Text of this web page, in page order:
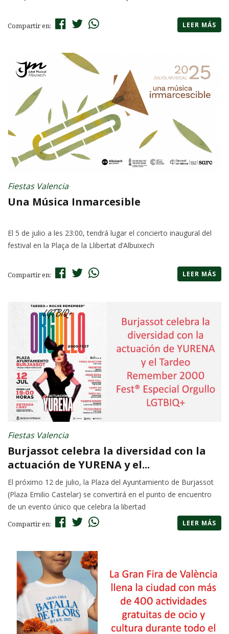
Compartir en: LEER MÁS
Fiestas Valencia
Una Música Inmarcesible
El 5 de julio a les 23:00, tendrá lugar el concierto inaugural del
festival en la Plaça de la Llibertat d’Albuixech
Compartir en: LEER MÁS
Fiestas Valencia
Burjassot celebra la diversidad con la
actuación de YURENA y el...
El próximo 12 de julio, la Plaza del Ayuntamiento de Burjassot
(Plaza Emilio Castelar) se convertirá en el punto de encuentro
de un evento único que celebra la libertad
Compartir en: LEER MÁS